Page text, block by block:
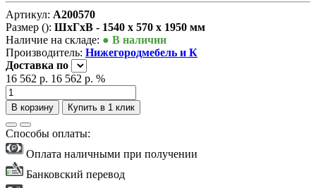
Артикул: А200570
Размер (): ШxГxВ - 1540 x 570 x 1950 мм
Наличие на складе: ● В наличии
Производитель: Нижегородмебель и К
Доставка по
16 562 р. 16 562 р. %
В корзину Купить в 1 клик
Способы оплаты:
Оплата наличными при получении
Банковский перевод